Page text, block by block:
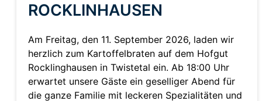
ROCKLINHAUSEN
Am Freitag, den 11. September 2026, laden wir
herzlich zum Kartoffelbraten auf dem Hofgut
Rocklinghausen in Twistetal ein. Ab 18:00 Uhr
erwartet unsere Gäste ein geselliger Abend für
die ganze Familie mit leckeren Spezialitäten und